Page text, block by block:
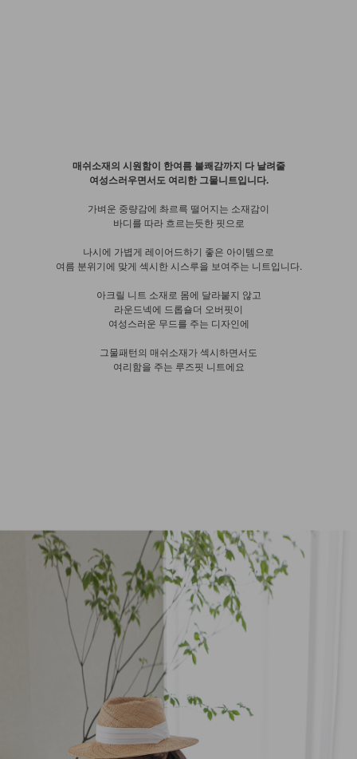
매쉬소재의 시원함이 한여름 불쾌감까지 다 날려줄
여성스러우면서도 여리한 그물니트입니다.
가벼운 중량감에 촤르륵 떨어지는 소재감이
바디를 따라 흐르는듯한 핏으로
나시에 가볍게 레이어드하기 좋은 아이템으로
여름 분위기에 맞게 섹시한 시스루을 보여주는 니트입니다.
아크릴 니트 소재로 몸에 달라붙지 않고
라운드넥에 드롭숄더 오버핏이
여성스러운 무드를 주는 디자인에
그물패턴의 매쉬소재가 섹시하면서도
여리함을 주는 루즈핏 니트에요